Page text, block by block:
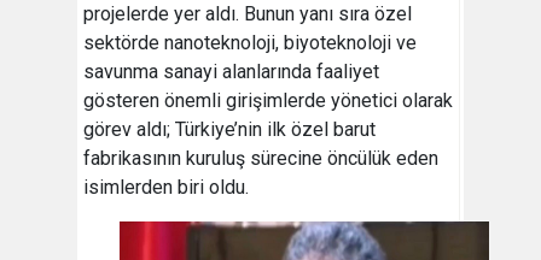
projelerde yer aldı. Bunun yanı sıra özel
sektörde nanoteknoloji, biyoteknoloji ve
savunma sanayi alanlarında faaliyet
gösteren önemli girişimlerde yönetici olarak
görev aldı; Türkiye’nin ilk özel barut
fabrikasının kuruluş sürecine öncülük eden
isimlerden biri oldu.